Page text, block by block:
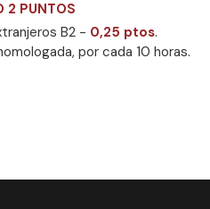
2 PUNTOS
B2 - 0,25 ptos.
por cada 10 horas.